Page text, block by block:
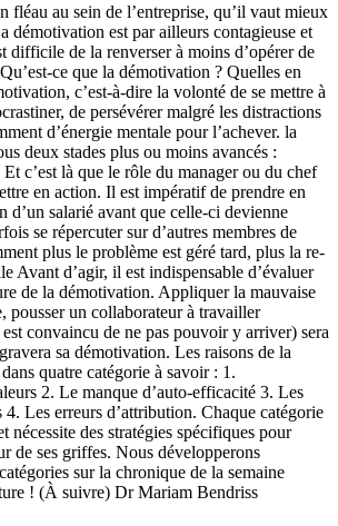
fléau au sein de l’entreprise, qu’il vaut mieux
démotivation est par ailleurs contagieuse et
difficile de la renverser à moins d’opérer de
ce que la démotivation ? Quelles en
c’est-à-dire la volonté de se mettre à
de persévérer malgré les distractions
d’énergie mentale pour l’achever. la
deux stades plus ou moins avancés :
c’est là que le rôle du manager ou du chef
en action. Il est impératif de prendre en
d’un salarié avant que celle-ci devienne
se répercuter sur d’autres membres de
plus le problème est géré tard, plus la re-
Avant d’agir, il est indispensable d’évaluer
de la démotivation. Appliquer la mauvaise
pousser un collaborateur à travailler
convaincu de ne pas pouvoir y arriver) sera
sa démotivation. Les raisons de la
quatre catégorie à savoir : 1.
2. Le manque d’auto-efficacité 3. Les
4. Les erreurs d’attribution. Chaque catégorie
nécessite des stratégies spécifiques pour
de ses griffes. Nous développerons
sur la chronique de la semaine
! (À suivre) Dr Mariam Bendriss